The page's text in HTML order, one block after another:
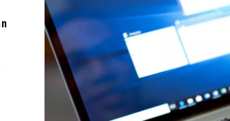
USAVRŠAVANJE
KNOW-HOW WELLBEING